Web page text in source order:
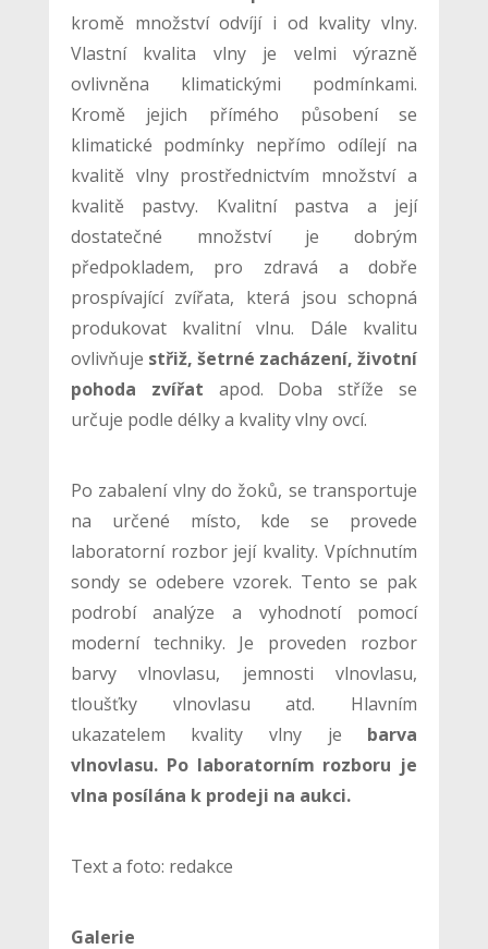
kromě množství odvíjí i od kvality vlny.
Vlastní kvalita vlny je velmi výrazně
ovlivněna klimatickými podmínkami.
Kromě jejich přímého působení se
klimatické podmínky nepřímo odílejí na
kvalitě vlny prostřednictvím množství a
kvalitě pastvy. Kvalitní pastva a její
dostatečné množství je dobrým
předpokladem, pro zdravá a dobře
prospívající zvířata, která jsou schopná
produkovat kvalitní vlnu. Dále kvalitu
ovlivňuje střiž, šetrné zacházení, životní
pohoda zvířat apod. Doba stříže se
určuje podle délky a kvality vlny ovcí.
Po zabalení vlny do žoků, se transportuje
na určené místo, kde se provede
laboratorní rozbor její kvality. Vpíchnutím
sondy se odebere vzorek. Tento se pak
podrobí analýze a vyhodnotí pomocí
moderní techniky. Je proveden rozbor
barvy vlnovlasu, jemnosti vlnovlasu,
tloušťky vlnovlasu atd. Hlavním
ukazatelem kvality vlny je barva
vlnovlasu. Po laboratorním rozboru je
vlna posílána k prodeji na aukci.
Text a foto: redakce
Galerie